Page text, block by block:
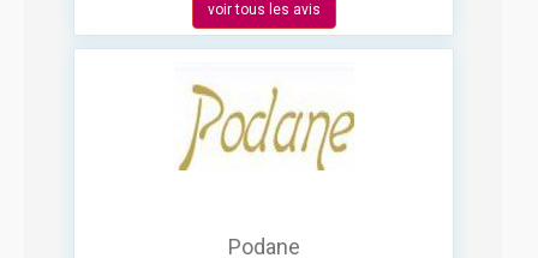
voir tous les avis
Podane